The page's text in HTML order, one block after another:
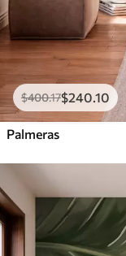
$400.17$240 .10
Palmeras